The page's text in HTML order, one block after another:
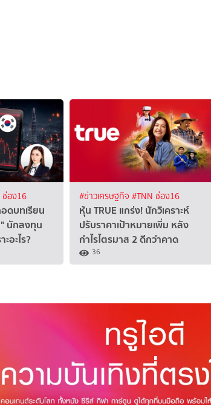
ช่อง16
ดบทเรียน
นักลงทุน
อะไร?
#ข่าวเศรษฐกิจ #TNN ช่อง16
หุ้น TRUE แกร่ง! นักวิเคราะห์
ปรับราคาเป้าหมายเพิ่ม หลัง
กำไรไตรมาส 2 ดีกว่าคาด
36